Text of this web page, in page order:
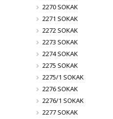
2270 SOKAK
2271 SOKAK
2272 SOKAK
2273 SOKAK
2274 SOKAK
2275 SOKAK
2275/1 SOKAK
2276 SOKAK
2276/1 SOKAK
2277 SOKAK